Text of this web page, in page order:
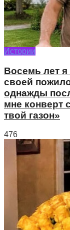
Истории
Восемь лет я
своей
однажды
мне конверт
твой газон»
476